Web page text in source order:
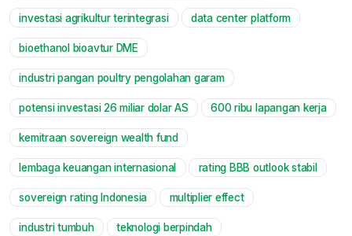
investasi agrikultur terintegrasi data center platform
bioethanol bioavtur DME
industri pangan poultry pengolahan garam
potensi investasi 26 miliar dolar AS 600 ribu lapangan kerja
kemitraan sovereign wealth fund
lembaga keuangan internasional rating BBB outlook stabil
sovereign rating Indonesia multiplier effect
industri tumbuh teknologi berpindah